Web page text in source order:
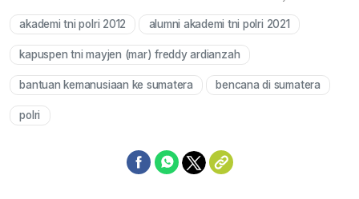
Mute
akademi tni polri 2012 alumni akademi tni polri 2021
kapuspen tni mayjen (mar) freddy ardianzah
bantuan kemanusiaan ke sumatera bencana di sumatera
polri